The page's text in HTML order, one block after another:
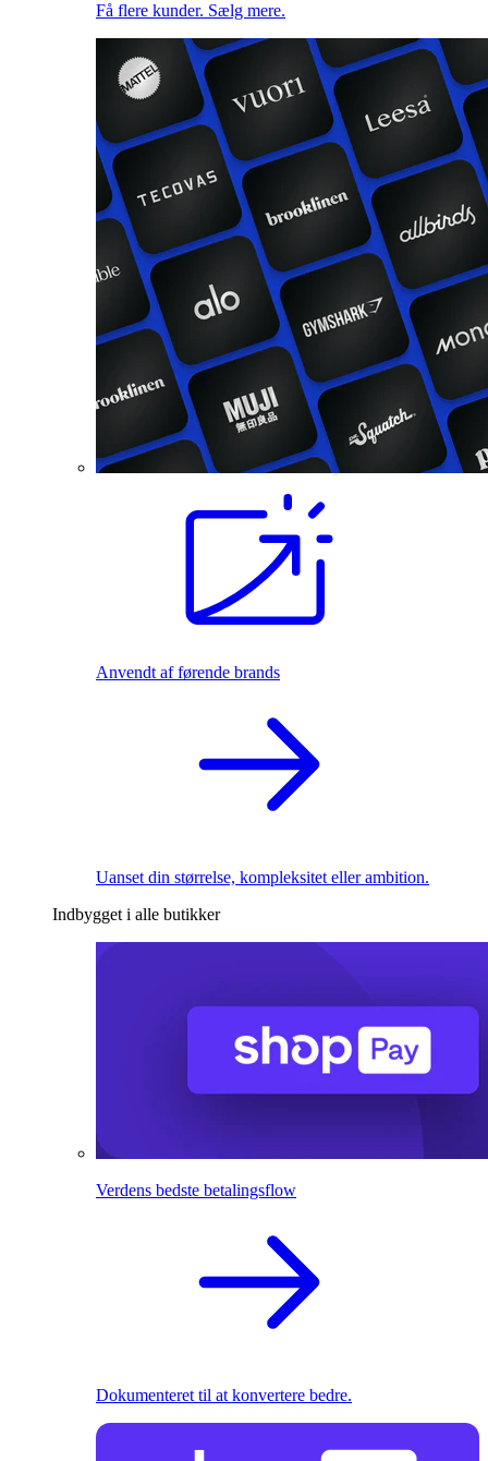
Få flere kunder. Sælg mere.
Anvendt af førende brands
Uanset din størrelse, kompleksitet eller ambition.
Indbygget i alle butikker
Verdens bedste betalingsflow
Dokumenteret til at konvertere bedre.